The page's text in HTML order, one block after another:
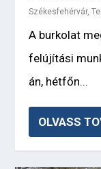
Székesfehérvár,
A burkolat
felújítási
án, hétfőn...
OLVASS